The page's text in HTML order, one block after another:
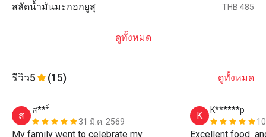
สลัดน้ำมันมะกอกยูสุ
THB 485
ดูทั้งหมด
รีวิว5 (15) ดูทั้งหมด
ส
ส***์
31 มี.ค. 2569
My family went to celebrate my
K
K******p
Excellent food